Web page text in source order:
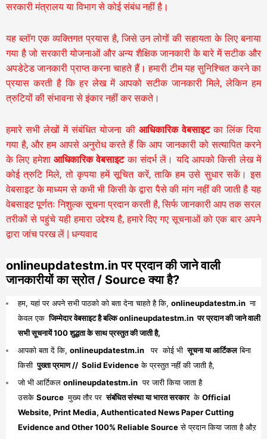
सरकारी मंत्रालय या विभाग से कोई संबंध नहीं है।
यह ब्लॉग एक व्यक्तिगत प्रयास है, जिसे उन लोगों की सहायता के लिए बनाया
गया है जो सरकारी योजनाओं और अन्य शैक्षिक जानकारी के बारे में सटीक और
अपडेटेड जानकारी प्राप्त करना चाहते हैं। हमारी टीम यह सुनिश्चित करने का
प्रयास करती है कि हर लेख में आपको सटीक जानकारी मिले, लेकिन हम
त्रुटियों की संभावना से इंकार नहीं कर सकते।
हमारे सभी लेखों में संबंधित योजना की आधिकारिक वेबसाइटका लिंक दिया
गया है, और हम आपसे अनुरोध करते हैं कि आप जानकारी को सत्यापित करने
के लिए हमेशा आधिकारिक वेबसाइटका संदर्भ लें। यदि आपको किसी लेख में
कोई त्रुटि मिले, तो कृपया हमें सूचित करें, ताकि हम उसे सुधार सकें। इस
वेबसाइट के माध्यम से कभी भी किसी के द्वारा पैसे की मांग नहीं की जाती है यह
वेबसाइट पूर्णतः निशुल्क सूचना प्रदान करती है,सिर्फ जानकारी आप तक सरल
तरीकों से पहुंचे यही हमारा उद्देश्य है, हमारे दिए गए सूचनाओं को एक बार अपने
द्वारा जांच परख लें | धन्यवाद
onlineupdatestm.in पर प्रदान की जाने वाली
जानकारीयों का स्रोत / Source क्या है?
हम, यहां पर अपने सभी पाठको को बता देना चाहते है कि, onlineupdatestm.in ना
केवल एक जिम्मेदार वेबसाइट है बल्कि onlineupdatestm.in पर प्रदान की जाने वाली
सभी सूचनायें 100 शुद्धता के साथ प्रस्तुत की जाती है,
आपको बता दें कि, onlineupdatestm.in पर कोई भी सूचना या आर्टिकलबिना
किसी पुख्ता प्रमाण // Solid Evidenceके प्रस्तुत नहीं की जाती है,
जो भी आर्टिकल onlineupdatestm.in पर जारी किया जाता है
उसके Source मुख्य तौर पर संबंधित संस्था या भारत सरकार के Official
Website, Print Media, Authenticated News Paper Cutting
Evidence and Other 100% Reliable Sourceसे प्रदान किया जाता है औऱ